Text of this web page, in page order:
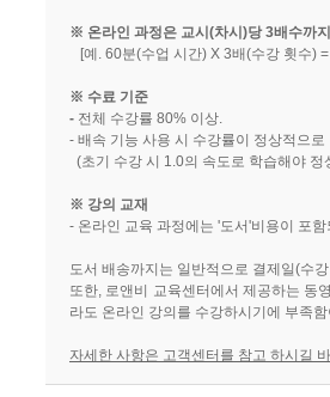
​​※ 온라인 과정은 교시(차시)당 3배수까
[예. 60분(수업 시간) X 3배(수강 횟수)
※ 수료 기준
- 전체 수강률 80% 이상.
- 배속 기능 사용 시 수강률이 정상적으
(초기 수강 시 1.0의 속도로 학습해야
※ 강의 교재
- 온라인 교육 과정에는 '도서'비용이 포
도서 배송까지는 일반적으로 결제일(수
또한, 로앤비 교육센터에서 제공하는 동
라도 온라인 강의를 수강하시기에 부족
자세한 사항은 고객센터를 참고 하시길